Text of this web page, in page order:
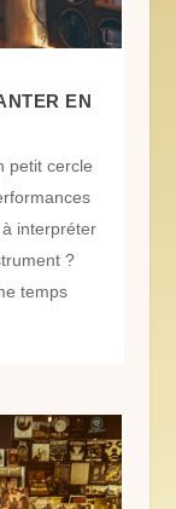
EN
petit cercle
interpréter
?
temps